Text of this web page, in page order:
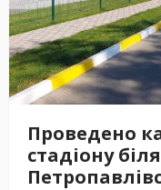
Проведено
стадіону